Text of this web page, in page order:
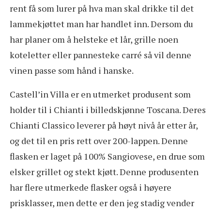
rent få som lurer på hva man skal drikke til det
lammekjøttet man har handlet inn. Dersom du
har planer om å helsteke et lår, grille noen
koteletter eller pannesteke carré så vil denne
vinen passe som hånd i hanske.
Castell’in Villa er en utmerket produsent som
holder til i Chianti i billedskjønne Toscana. Deres
Chianti Classico leverer på høyt nivå år etter år,
og det til en pris rett over 200-lappen. Denne
flasken er laget på 100% Sangiovese, en drue som
elsker grillet og stekt kjøtt. Denne produsenten
har flere utmerkede flasker også i høyere
prisklasser, men dette er den jeg stadig vender